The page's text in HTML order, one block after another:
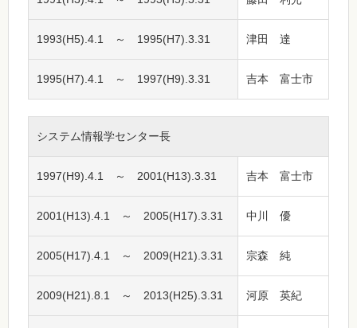
1993(H5).4.1 ～ 1995(H7).3.31 津田 達
1995(H7).4.1 ～ 1997(H9).3.31 吉本 富士市
システム情報学センター長
1997(H9).4.1 ～ 2001(H13).3.31 吉本 富士市
2001(H13).4.1 ～ 2005(H17).3.31 中川 優
2005(H17).4.1 ～ 2009(H21).3.31 宗森 純
2009(H21).8.1 ～ 2013(H25).3.31 河原 英紀